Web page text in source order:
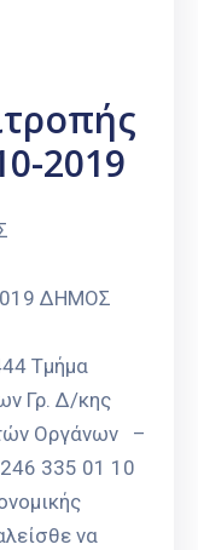
2019
ΔΗΜΟΣ
Γρ. Δ/κης
Οργάνων –
335 01 10
να